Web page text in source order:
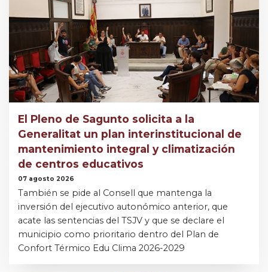
El Pleno de Sagunto solicita a la
Generalitat un plan interinstitucional de
mantenimiento integral y climatización
de centros educativos
07 agosto 2026
También se pide al Consell que mantenga la
inversión del ejecutivo autonómico anterior, que
acate las sentencias del TSJV y que se declare el
municipio como prioritario dentro del Plan de
Confort Térmico Edu Clima 2026-2029